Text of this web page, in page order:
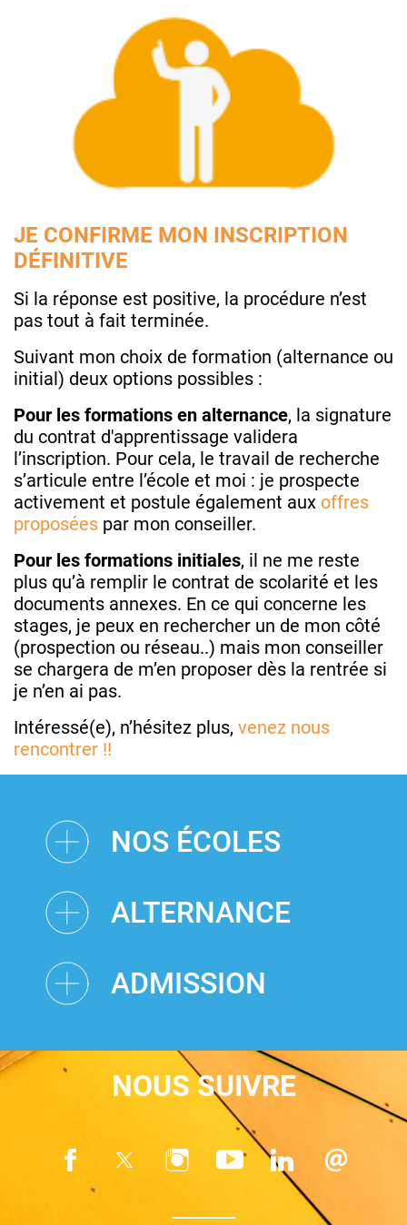
JE CONFIRME MON INSCRIPTION
DÉFINITIVE
Si la réponse est positive, la procédure n’est
pas tout à fait terminée.
Suivant mon choix de formation (alternance ou
initial) deux options possibles :
Pour les formations en alternance, la signature
du contrat d'apprentissage validera
l’inscription. Pour cela, le travail de recherche
s’articule entre l’école et moi : je prospecte
activement et postule également aux offres
proposées par mon conseiller.
Pour les formations initiales, il ne me reste
plus qu’à remplir le contrat de scolarité et les
documents annexes. En ce qui concerne les
stages, je peux en rechercher un de mon côté
(prospection ou réseau..) mais mon conseiller
se chargera de m’en proposer dès la rentrée si
je n’en ai pas.
Intéressé(e), n’hésitez plus, venez nous
rencontrer !!
NOS ÉCOLES
ALTERNANCE
ADMISSION
NOUS SUIVRE